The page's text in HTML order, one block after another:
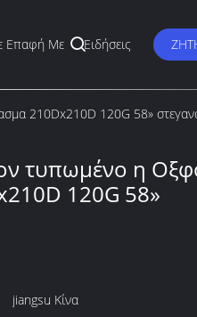
Επαφή Με Ειδήσεις
210Dx210D 120G 58»
τυπωμένο η
120G 58»
jiangsu Κίνα